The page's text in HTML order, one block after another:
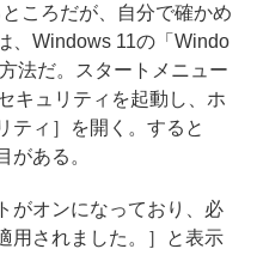
ころだが、自分で確かめ
、Windows 11の「Windo
法だ。スタートメニュー
キュリティを起動し、ホ
ティ］を開く。すると
がある。
がオンになっており、必
用されました。］と表示